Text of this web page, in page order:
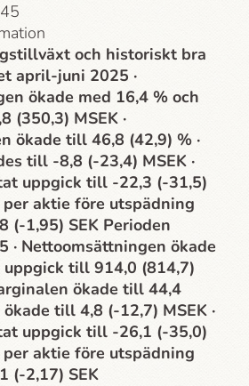
och historiskt bra
april-juni 2025 ·
ökade med 16,4 % och
(350,3) MSEK ·
ökade till 46,8 (42,9) % ·
till -8,8 (-23,4) MSEK ·
uppgick till -22,3 (-31,5)
per aktie före utspädning
(-1,95) SEK Perioden
· Nettoomsättningen ökade
uppgick till 914,0 (814,7)
ökade till 44,4
ökade till 4,8 (-12,7) MSEK ·
uppgick till -26,1 (-35,0)
per aktie före utspädning
(-2,17) SEK